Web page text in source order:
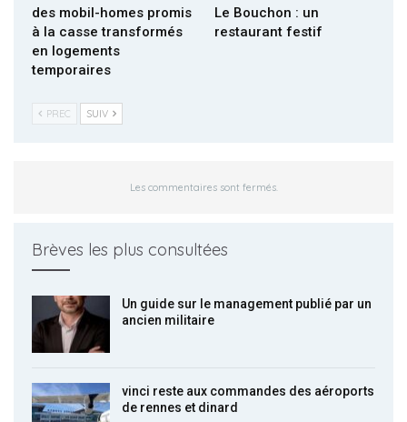
des mobil-homes promis
à la casse transformés
en logements
temporaires
Le Bouchon : un
restaurant festif
PREC SUIV
Les commentaires sont fermés.
Brèves les plus consultées
Un guide sur le management publié par un
ancien militaire
vinci reste aux commandes des aéroports
de rennes et dinard